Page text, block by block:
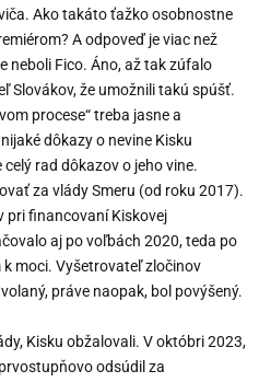
Ako takáto ťažko osobnostne
A odpoveď je viac než
neboli Fico. Áno, až tak zúfalo
Slovákov, že umožnili takú spúšť.
procese“ treba jasne a
dôkazy o nevine Kisku
rad dôkazov o jeho vine.
za vlády Smeru (od roku 2017).
pri financovaní Kiskovej
aj po voľbách 2020, teda po
moci. Vyšetrovateľ zločinov
práve naopak, bol povýšený.
Kisku obžalovali. V októbri 2023,
odsúdil za